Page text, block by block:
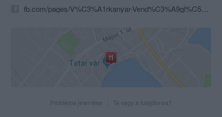
fb.com/pages/V%C3%A1rkanyar-Vend%C3%A9gl%C5%91/1518192558396464
Probléma jelentése Te vagy a tulajdonos?